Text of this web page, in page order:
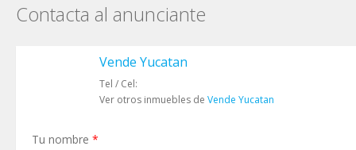
Contacta al anunciante
Vende Yucatan
Tel / Cel:
Ver otros inmuebles de Vende Yucatan
Tu nombre *